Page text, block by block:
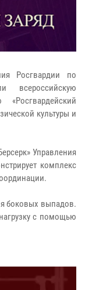
Росгвардии по
культуры и
Управления
комплекс
боковых выпадов.
с помощью